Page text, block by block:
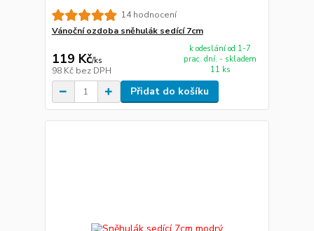
14 hodnocení
Vánoční ozdoba sněhulák sedící 7cm
119 Kč/ks
98 Kč bez DPH
k odeslání od 1-7
prac. dní. - skladem
11 ks
Přidat do košíku